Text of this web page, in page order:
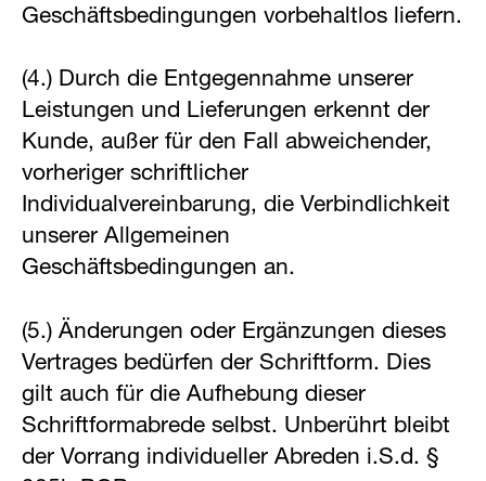
Geschäftsbedingungen vorbehaltlos liefern.
(4.) Durch die Entgegennahme unserer
Leistungen und Lieferungen erkennt der
Kunde, außer für den Fall abweichender,
vorheriger schriftlicher
Individualvereinbarung, die Verbindlichkeit
unserer Allgemeinen
Geschäftsbedingungen an.
(5.) Änderungen oder Ergänzungen dieses
Vertrages bedürfen der Schriftform. Dies
gilt auch für die Aufhebung dieser
Schriftformabrede selbst. Unberührt bleibt
der Vorrang individueller Abreden i.S.d. §